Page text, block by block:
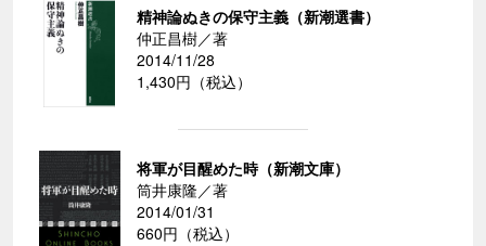
精神論ぬきの保守主義（新潮選書）
仲正昌樹／著
2014/11/28
1,430円（税込）
将軍が目醒めた時（新潮文庫）
筒井康隆／著
2014/01/31
660円（税込）